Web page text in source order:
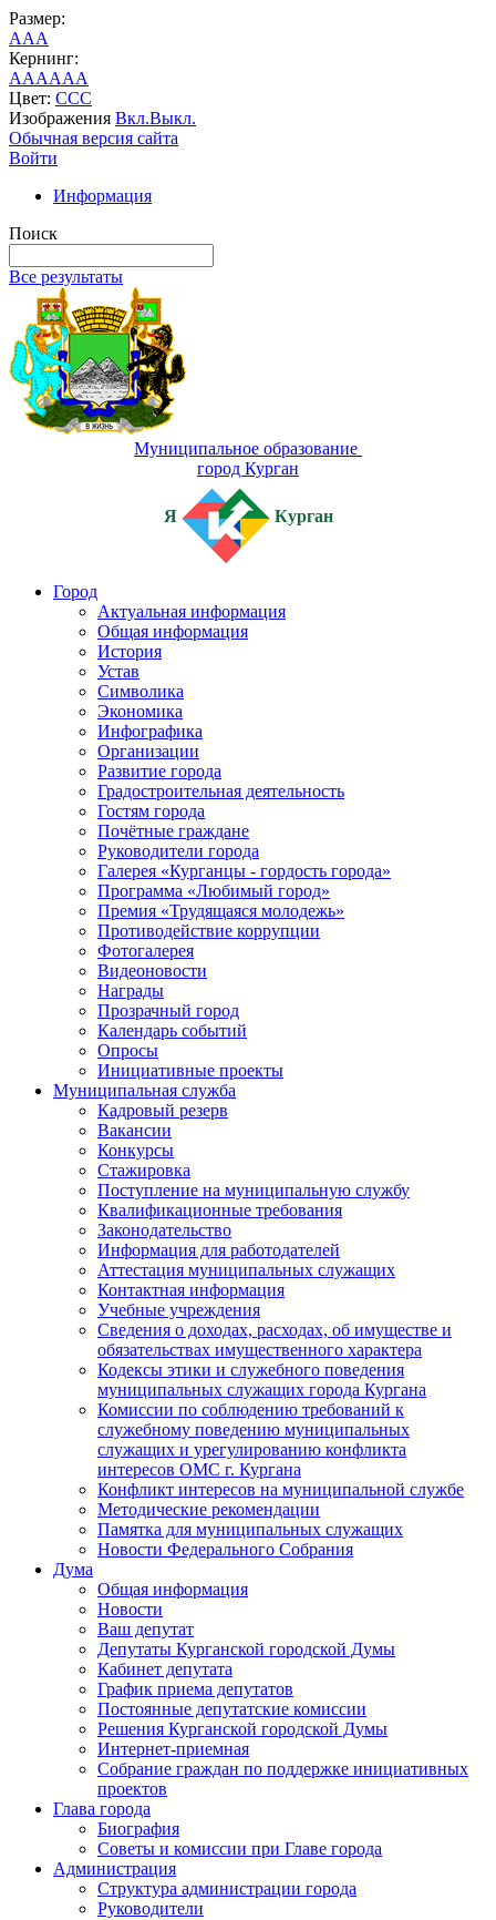
Размер:
AAA
Кернинг:
AAAAAA
Цвет: CCC
Изображения Вкл.Выкл.
Обычная версия сайта
Войти
Информация
Поиск
Все результаты
Муниципальное образование
город Курган
Я Курган
Город
Актуальная информация
Общая информация
История
Устав
Символика
Экономика
Инфографика
Организации
Развитие города
Градостроительная деятельность
Гостям города
Почётные граждане
Руководители города
Галерея «Курганцы - гордость города»
Программа «Любимый город»
Премия «Трудящаяся молодежь»
Противодействие коррупции
Фотогалерея
Видеоновости
Награды
Прозрачный город
Календарь событий
Опросы
Инициативные проекты
Муниципальная служба
Кадровый резерв
Вакансии
Конкурсы
Стажировка
Поступление на муниципальную службу
Квалификационные требования
Законодательство
Информация для работодателей
Аттестация муниципальных служащих
Контактная информация
Учебные учреждения
Сведения о доходах, расходах, об имуществе и
обязательствах имущественного характера
Кодексы этики и служебного поведения
муниципальных служащих города Кургана
Комиссии по соблюдению требований к
служебному поведению муниципальных
служащих и урегулированию конфликта
интересов ОМС г. Кургана
Конфликт интересов на муниципальной службе
Методические рекомендации
Памятка для муниципальных служащих
Новости Федерального Cобрания
Дума
Общая информация
Новости
Ваш депутат
Депутаты Курганской городской Думы
Кабинет депутата
График приема депутатов
Постоянные депутатские комиссии
Решения Курганской городской Думы
Интернет-приемная
Собрание граждан по поддержке инициативных
проектов
Глава города
Биография
Советы и комиссии при Главе города
Администрация
Структура администрации города
Руководители